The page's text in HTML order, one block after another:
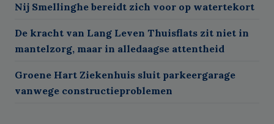
Nij Smellinghe bereidt zich voor op watertekort
De kracht van Lang Leven Thuisflats zit niet in
mantelzorg, maar in alledaagse attentheid
Groene Hart Ziekenhuis sluit parkeergarage
vanwege constructieproblemen